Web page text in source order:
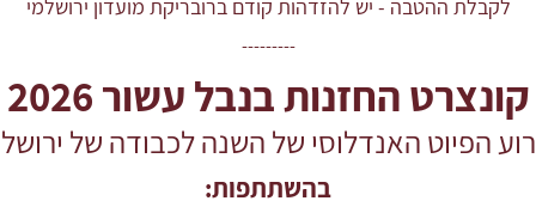
לקבלת ההטבה - יש להזדהות קודם ברובריקת מועדון ירושלמי
---------
קונצרט החזנות בנבל עשור 2026
הפיוט האנדלוסי של השנה לכבודה של
בהשתתפות: